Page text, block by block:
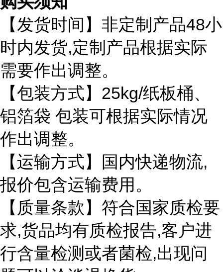
【发货时间】非定制产品48小
时内发货,定制产品根据实际
需要作出调整。
【包装方式】 25kg/纸板桶、
铝箔袋 包装可根据实际情况
作出调整。
【运输方式】国内快递物流,
报价包含运输费用。
【质量条款】符合国家质检要
求,货品均有质检报告,客户进
行含量检测或者菌检,出现问